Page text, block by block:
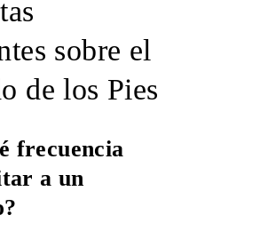
sobre el
de los Pies
frecuencia
a un